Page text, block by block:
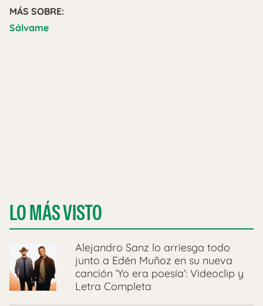
MÁS SOBRE:
Sálvame
LO MÁS VISTO
Alejandro Sanz lo arriesga todo
junto a Edén Muñoz en su nueva
canción ‘Yo era poesía’: Videoclip y
Letra Completa